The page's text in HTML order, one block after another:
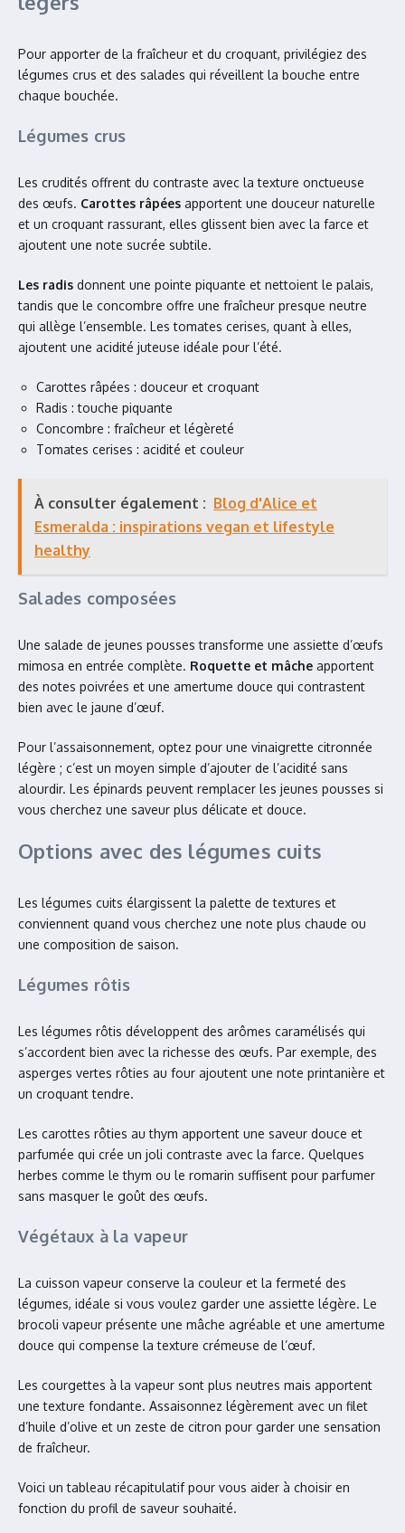
Pour apporter de la fraîcheur et du croquant, privilégiez des
légumes crus et des salades qui réveillent la bouche entre
chaque bouchée.
Légumes crus
Les crudités offrent du contraste avec la texture onctueuse
des œufs. Carottes râpées apportent une douceur naturelle
et un croquant rassurant, elles glissent bien avec la farce et
ajoutent une note sucrée subtile.
Les radis donnent une pointe piquante et nettoient le palais,
tandis que le concombre offre une fraîcheur presque neutre
qui allège l’ensemble. Les tomates cerises, quant à elles,
ajoutent une acidité juteuse idéale pour l’été.
Carottes râpées : douceur et croquant
Radis : touche piquante
Concombre : fraîcheur et légèreté
Tomates cerises : acidité et couleur
À consulter également : Blog d'Alice et
Esmeralda : inspirations vegan et lifestyle
healthy
Salades composées
Une salade de jeunes pousses transforme une assiette d’œufs
mimosa en entrée complète. Roquette et mâche apportent
des notes poivrées et une amertume douce qui contrastent
bien avec le jaune d’œuf.
Pour l’assaisonnement, optez pour une vinaigrette citronnée
légère ; c’est un moyen simple d’ajouter de l’acidité sans
alourdir. Les épinards peuvent remplacer les jeunes pousses si
vous cherchez une saveur plus délicate et douce.
Options avec des légumes cuits
Les légumes cuits élargissent la palette de textures et
conviennent quand vous cherchez une note plus chaude ou
une composition de saison.
Légumes rôtis
Les légumes rôtis développent des arômes caramélisés qui
s’accordent bien avec la richesse des œufs. Par exemple, des
asperges vertes rôties au four ajoutent une note printanière et
un croquant tendre.
Les carottes rôties au thym apportent une saveur douce et
parfumée qui crée un joli contraste avec la farce. Quelques
herbes comme le thym ou le romarin suffisent pour parfumer
sans masquer le goût des œufs.
Végétaux à la vapeur
La cuisson vapeur conserve la couleur et la fermeté des
légumes, idéale si vous voulez garder une assiette légère. Le
brocoli vapeur présente une mâche agréable et une amertume
douce qui compense la texture crémeuse de l’œuf.
Les courgettes à la vapeur sont plus neutres mais apportent
une texture fondante. Assaisonnez légèrement avec un filet
d’huile d’olive et un zeste de citron pour garder une sensation
de fraîcheur.
Voici un tableau récapitulatif pour vous aider à choisir en
fonction du profil de saveur souhaité.